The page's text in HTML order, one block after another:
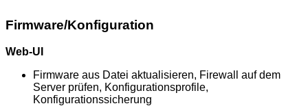
Firmware/Konfiguration
Web-UI
Firmware aus Datei aktualisieren, Firewall auf dem
Server prüfen, Konfigurationsprofile,
Konfigurationssicherung